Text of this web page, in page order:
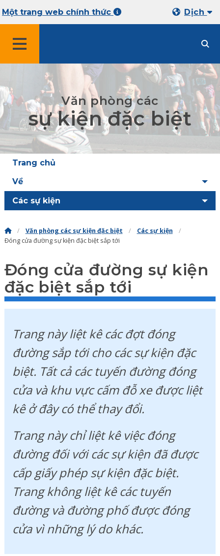
Một trang web chính thức Dịch
Văn phòng các
sự kiện đặc biệt
Trang chủ
Về
Các sự kiện
Văn phòng các sự kiện đặc biệt
Các sự kiện
Đóng cửa đường sự kiện đặc biệt sắp tới
Đóng cửa đường sự kiện
đặc biệt sắp tới
Trang này liệt kê các đợt đóng
đường sắp tới cho các sự kiện đặc
biệt. Tất cả các tuyến đường đóng
cửa và khu vực cấm đỗ xe được liệt
kê ở đây có thể thay đổi.
Trang này chỉ liệt kê việc đóng
đường đối với các sự kiện đã được
cấp giấy phép sự kiện đặc biệt.
Trang không liệt kê các tuyến
đường và đường phố được đóng
cửa vì những lý do khác.